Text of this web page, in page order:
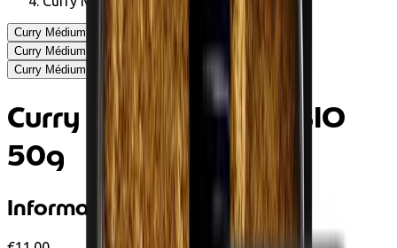
Curry Médium Spicy BIO 50g - Mill & Mortar
Curry Médium Spicy BIO 50g - Mill & Mortar
Curry Médium Spicy BIO 50g - Mill & Mortar
Curry Médium Spicy BIO
50g
Informations produit